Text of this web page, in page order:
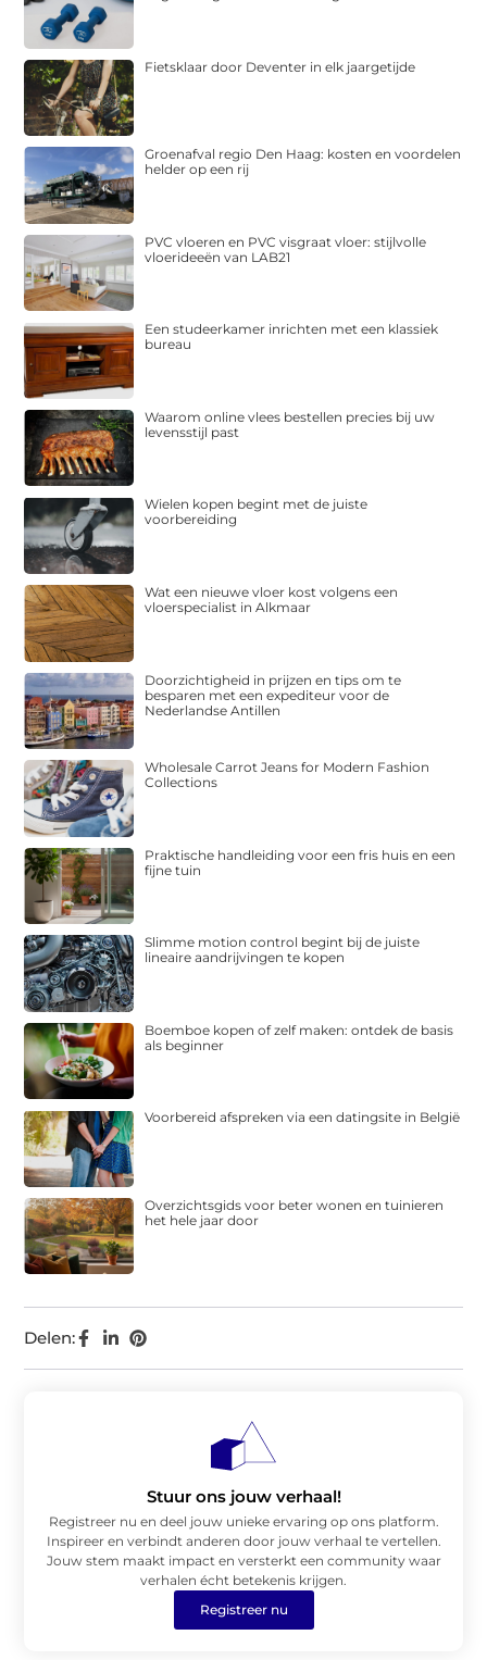
Delen:
Fietsklaar door Deventer in elk jaargetijde
Groenafval regio Den Haag: kosten en voordelen
helder op een rij
PVC vloeren en PVC visgraat vloer: stijlvolle
vloerideeën van LAB21
Een studeerkamer inrichten met een klassiek
bureau
Waarom online vlees bestellen precies bij uw
levensstijl past
Wielen kopen begint met de juiste
voorbereiding
Wat een nieuwe vloer kost volgens een
vloerspecialist in Alkmaar
Doorzichtigheid in prijzen en tips om te
besparen met een expediteur voor de
Nederlandse Antillen
Wholesale Carrot Jeans for Modern Fashion
Collections
Praktische handleiding voor een fris huis en een
fijne tuin
Slimme motion control begint bij de juiste
lineaire aandrijvingen te kopen
Boemboe kopen of zelf maken: ontdek de basis
als beginner
Voorbereid afspreken via een datingsite in België
Overzichtsgids voor beter wonen en tuinieren
het hele jaar door
Stuur ons jouw verhaal!
Registreer nu en deel jouw unieke ervaring op ons platform.
Inspireer en verbindt anderen door jouw verhaal te vertellen.
Jouw stem maakt impact en versterkt een community waar
verhalen écht betekenis krijgen.
Registreer nu